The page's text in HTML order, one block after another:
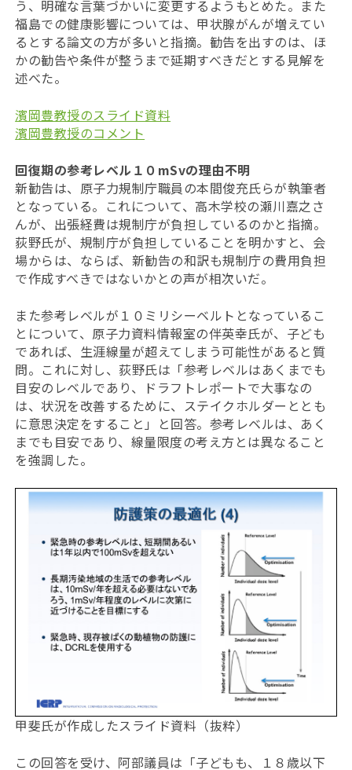
う、明確な言葉づかいに変更するようもとめた。また
福島での健康影響については、甲状腺がんが増えてい
るとする論文の方が多いと指摘。勧告を出すのは、ほ
かの勧告や条件が整うまで延期すべきだとする見解を
述べた。
濱岡豊教授のスライド資料
濱岡豊教授のコメント
回復期の参考レベル１０mSvの理由不明
新勧告は、原子力規制庁職員の本間俊充氏らが執筆者
となっている。これについて、高木学校の瀬川嘉之さ
んが、出張経費は規制庁が負担しているのかと指摘。
荻野氏が、規制庁が負担していることを明かすと、会
場からは、ならば、新勧告の和訳も規制庁の費用負担
で作成すべきではないかとの声が相次いだ。
また参考レベルが１０ミリシーベルトとなっているこ
とについて、原子力資料情報室の伴英幸氏が、子ども
であれば、生涯線量が超えてしまう可能性があると質
問。これに対し、荻野氏は「参考レベルはあくまでも
目安のレベルであり、ドラフトレポートで大事なの
は、状況を改善するために、ステイクホルダーととも
に意思決定をすること」と回答。参考レベルは、あく
までも目安であり、線量限度の考え方とは異なること
を強調した。
甲斐氏が作成したスライド資料（抜粋）
この回答を受け、阿部議員は「子どもも、１８歳以下